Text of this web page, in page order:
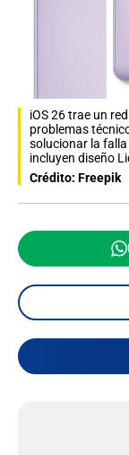
iOS 26 trae un
problemas
solucionar la
incluyen diseño
Crédito: Freepik